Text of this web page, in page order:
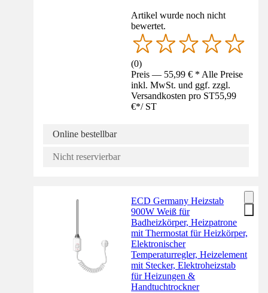
Artikel wurde noch nicht
bewertet.
(0)
Preis — 55,99 € * Alle Preise
inkl. MwSt. und ggf. zzgl.
Versandkosten pro ST55,99
€*/ ST
Online bestellbar
Nicht reservierbar
ECD Germany Heizstab
900W Weiß für
Badheizkörper, Heizpatrone
mit Thermostat für Heizkörper,
Elektronischer
Temperaturregler, Heizelement
mit Stecker, Elektroheizstab
für Heizungen &
Handtuchtrockner